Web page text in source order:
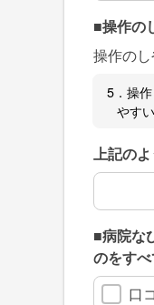
■操作の
操作の
5．操作
やすい
上記の
上記の
■病院な
のをす
口